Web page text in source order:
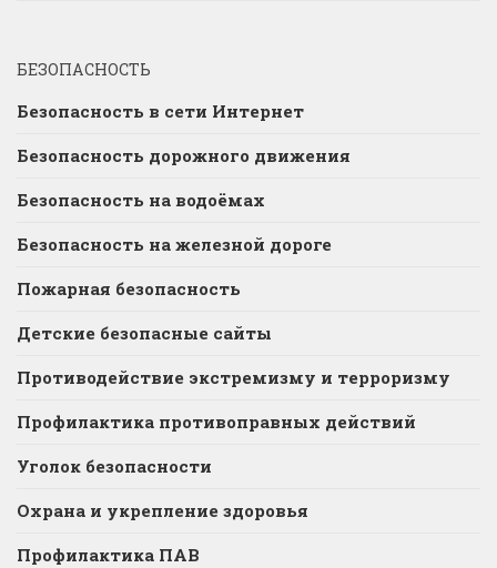
БЕЗОПАСНОСТЬ
Безопасность в сети Интернет
Безопасность дорожного движения
Безопасность на водоёмах
Безопасность на железной дороге
Пожарная безопасность
Детские безопасные сайты
Противодействие экстремизму и терроризму
Профилактика противоправных действий
Уголок безопасности
Охрана и укрепление здоровья
Профилактика ПАВ